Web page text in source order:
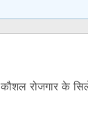
रोजगार के